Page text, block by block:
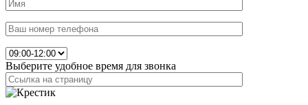
Выберите удобное время для звонка